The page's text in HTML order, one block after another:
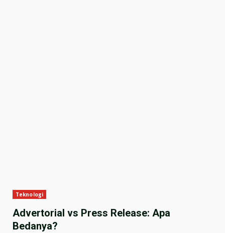
Teknologi
Advertorial vs Press Release: Apa
Bedanya?